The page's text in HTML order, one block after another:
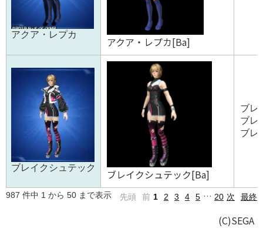
アクア・レプカ
アクア・レプカ[Ba]
ブレイクシュテック ブレイクシュテック[Ba]
ブレ
ブレ
ブレ
987 件中 1 から 50 まで表示 先頭 前 1 2 3 4 5 … 20 次 最終
(C)SEGA